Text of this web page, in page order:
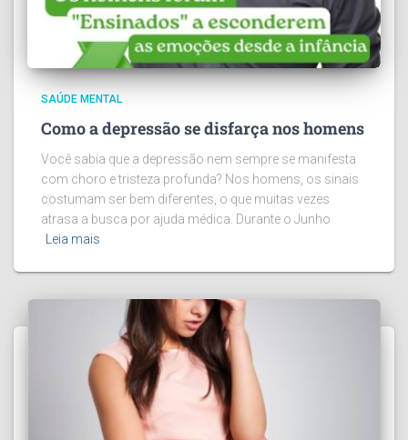
SAÚDE MENTAL
Como a depressão se disfarça nos homens
Você sabia que a depressão nem sempre se manifesta
com choro e tristeza profunda? Nos homens, os sinais
costumam ser bem diferentes, o que muitas vezes
atrasa a busca por ajuda médica. Durante o Junho
Leia mais